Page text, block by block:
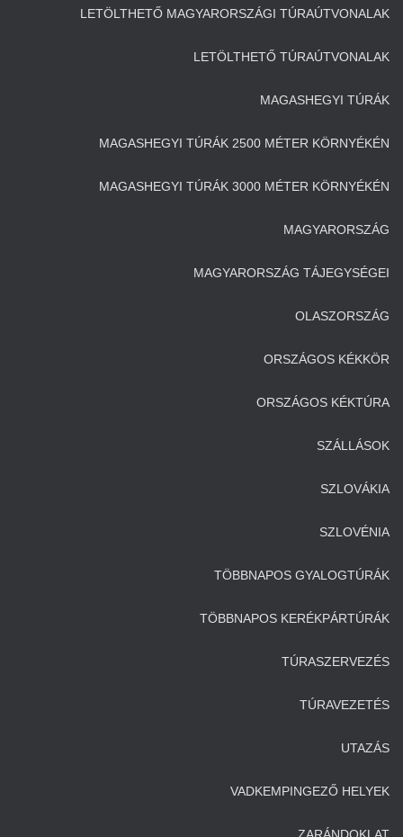
LETÖLTHETŐ MAGYARORSZÁGI TÚRAÚTVONALAK
LETÖLTHETŐ TÚRAÚTVONALAK
MAGASHEGYI TÚRÁK
MAGASHEGYI TÚRÁK 2500 MÉTER KÖRNYÉKÉN
MAGASHEGYI TÚRÁK 3000 MÉTER KÖRNYÉKÉN
MAGYARORSZÁG
MAGYARORSZÁG TÁJEGYSÉGEI
OLASZORSZÁG
ORSZÁGOS KÉKKÖR
ORSZÁGOS KÉKTÚRA
SZÁLLÁSOK
SZLOVÁKIA
SZLOVÉNIA
TÖBBNAPOS GYALOGTÚRÁK
TÖBBNAPOS KERÉKPÁRTÚRÁK
TÚRASZERVEZÉS
TÚRAVEZETÉS
UTAZÁS
VADKEMPINGEZŐ HELYEK